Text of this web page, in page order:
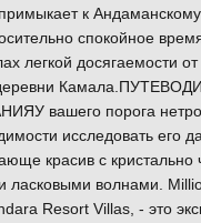
к
спокойное
легкой досягаемости
вашего порога
исследовать его
красив с кристально
ласковыми волнами.
Resort Villas, - это